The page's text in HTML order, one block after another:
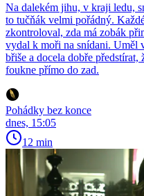
Na dalekém jihu, v kraji ledu,
to tučňák velmi pořádný.
zkontroloval, zda má zobák
vydal k moři na snídani. Uměl
břiše a docela dobře
foukne přímo do zad.
Pohádky bez konce
dnes, 15:05
12 min